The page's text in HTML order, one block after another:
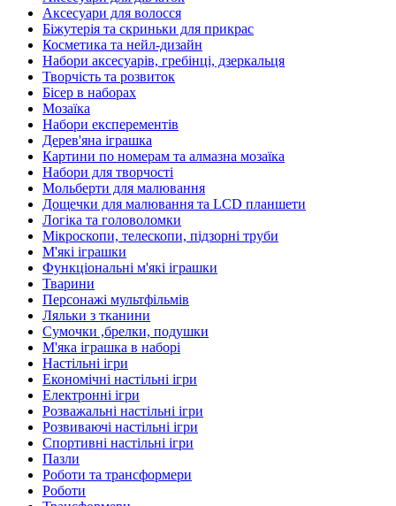
Аксесуари для волосся
Біжутерія та скриньки для прикрас
Косметика та нейл-дизайн
Набори аксесуарів, гребінці, дзеркальця
Творчість та розвиток
Бісер в наборах
Мозаїка
Набори експерементів
Дерев'яна іграшка
Картини по номерам та алмазна мозаїка
Набори для творчості
Мольберти для малювання
Дощечки для малювання та LCD планшети
Логіка та головоломки
Мікроскопи, телескопи, підзорні труби
М'які іграшки
Функціональні м'які іграшки
Тварини
Персонажі мультфільмів
Ляльки з тканини
Сумочки ,брелки, подушки
М'яка іграшка в наборі
Настільні ігри
Економічні настільні ігри
Електронні ігри
Розважальні настільні ігри
Розвиваючі настільні ігри
Спортивні настільні ігри
Пазли
Роботи та трансформери
Роботи